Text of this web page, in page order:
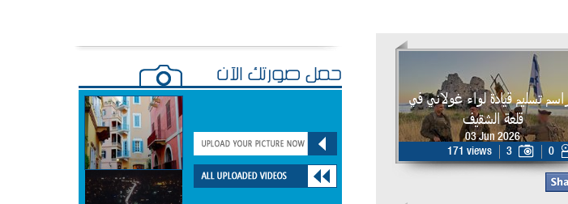
تسليم قيادة لواء غولاني في
قلعة الشقيف
03 Jun 2026
171 views
3 0
حمّل صورتك الآن